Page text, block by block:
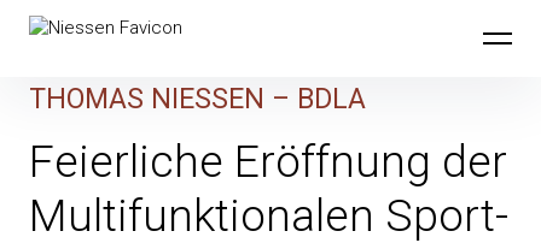
Skip
THOMAS NIESSEN – BDLA
Feierliche Eröffnung der
Multifunktionalen Sport-